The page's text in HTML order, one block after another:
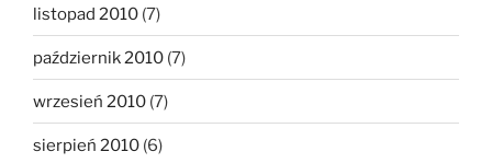
listopad 2010 (7)
październik 2010 (7)
wrzesień 2010 (7)
sierpień 2010 (6)